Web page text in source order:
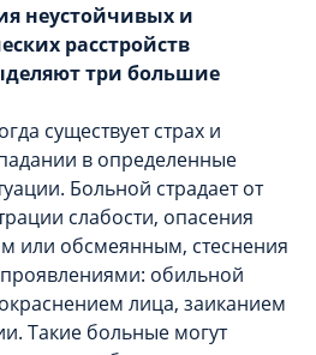
неустойчивых и
расстройств
три большие
существует страх и
в определенные
Больной страдает от
слабости, опасения
или обсмеянным, стеснения
обильной
лица, заиканием
Такие больные могут